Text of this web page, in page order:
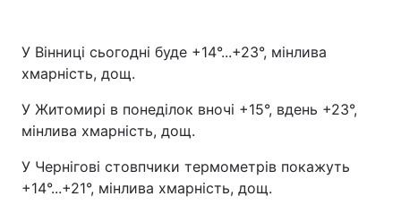
У Вінниці сьогодні буде +14°...+23°, мінлива
хмарність, дощ.
У Житомирі в понеділок вночі +15°, вдень +23°,
мінлива хмарність, дощ.
У Чернігові стовпчики термометрів покажуть
+14°...+21°, мінлива хмарність, дощ.